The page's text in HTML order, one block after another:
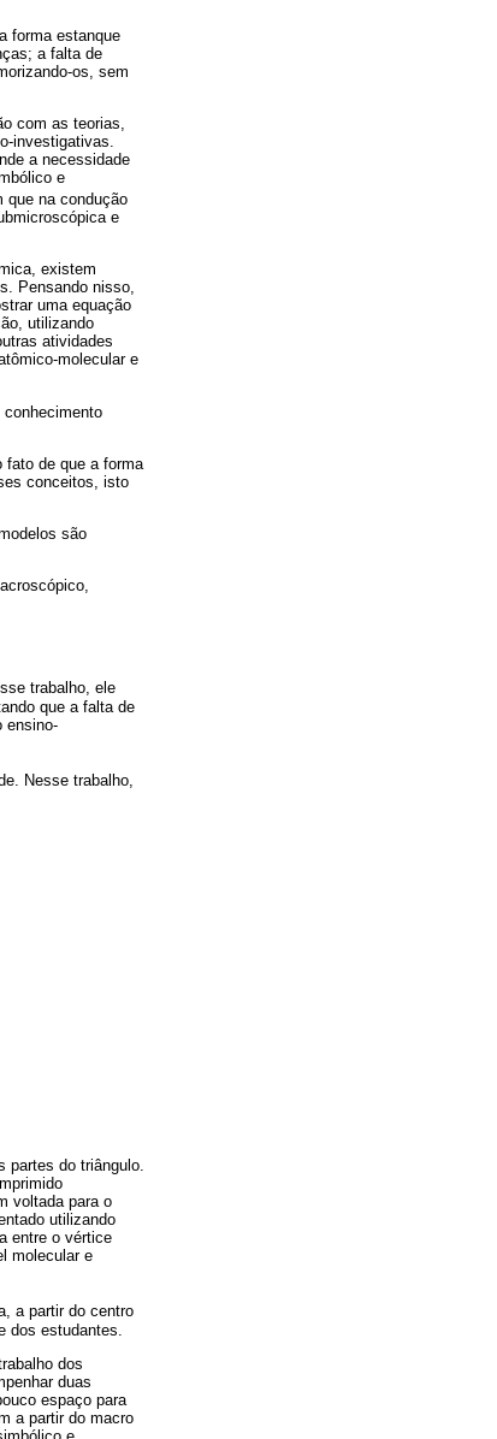
forma estanque
a falta de
os, sem
com as teorias,
investigativas.
a necessidade
e
que na condução
e
existem
Pensando nisso,
uma equação
utilizando
atividades
molecular e
fato de que a forma
conceitos, isto
são
trabalho, ele
que a falta de
ensino-
Nesse trabalho,
partes do triângulo.
voltada para o
utilizando
entre o vértice
molecular e
a partir do centro
dos estudantes.
dos
duas
espaço para
a partir do macro